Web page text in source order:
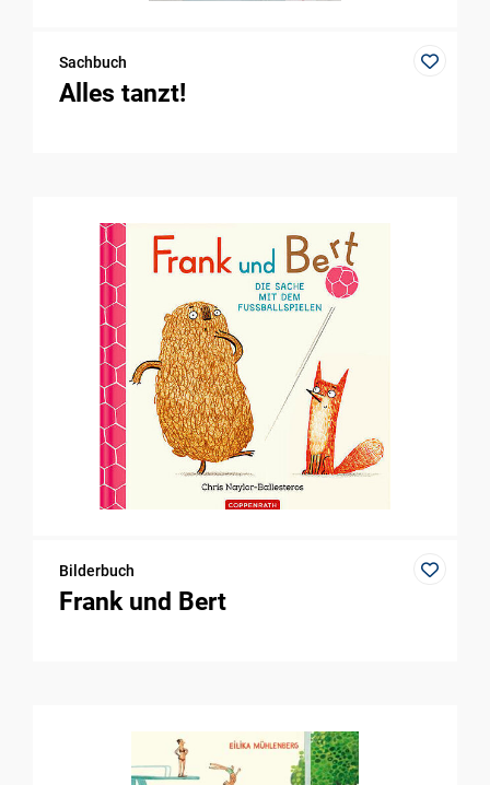
Sachbuch
Alles tanzt!
Bilderbuch
Frank und Bert